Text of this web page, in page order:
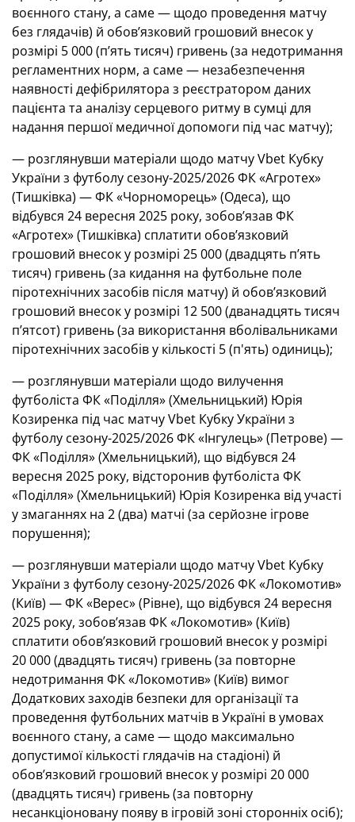
воєнного стану, а саме — щодо проведення матчу
без глядачів) й обов’язковий грошовий внесок у
розмірі 5 000 (п’ять тисяч) гривень (за недотримання
регламентних норм, а саме — незабезпечення
наявності дефібрилятора з реєстратором даних
пацієнта та аналізу серцевого ритму в сумці для
надання першої медичної допомоги під час матчу);
— розглянувши матеріали щодо матчу Vbet Кубку
України з футболу сезону-2025/2026 ФК «Агротех»
(Тишківка) — ФК «Чорноморець» (Одеса), що
відбувся 24 вересня 2025 року, зобов’язав ФК
«Агротех» (Тишківка) сплатити обов’язковий
грошовий внесок у розмірі 25 000 (двадцять пʼять
тисяч) гривень (за кидання на футбольне поле
піротехнічних засобів після матчу) й обов’язковий
грошовий внесок у розмірі 12 500 (дванадцять тисяч
п’ятсот) гривень (за використання вболівальниками
піротехнічних засобів у кількості 5 (п'ять) одиниць);
— розглянувши матеріали щодо вилучення
футболіста ФК «Поділля» (Хмельницький) Юрія
Козиренка під час матчу Vbet Кубку України з
футболу сезону-2025/2026 ФК «Інгулець» (Петрове) —
ФК «Поділля» (Хмельницький), що відбувся 24
вересня 2025 року, відсторонив футболіста ФК
«Поділля» (Хмельницький) Юрія Козиренка від участі
у змаганнях на 2 (два) матчі (за серйозне ігрове
порушення);
— розглянувши матеріали щодо матчу Vbet Кубку
України з футболу сезону-2025/2026 ФК «Локомотив»
(Київ) — ФК «Верес» (Рівне), що відбувся 24 вересня
2025 року, зобов’язав ФК «Локомотив» (Київ)
сплатити обов’язковий грошовий внесок у розмірі
20 000 (двадцять тисяч) гривень (за повторне
недотримання ФК «Локомотив» (Київ) вимог
Додаткових заходів безпеки для організації та
проведення футбольних матчів в Україні в умовах
воєнного стану, а саме — щодо максимально
допустимої кількості глядачів на стадіоні) й
обов’язковий грошовий внесок у розмірі 20 000
(двадцять тисяч) гривень (за повторну
несанкціоновану появу в ігровій зоні сторонніх осіб);